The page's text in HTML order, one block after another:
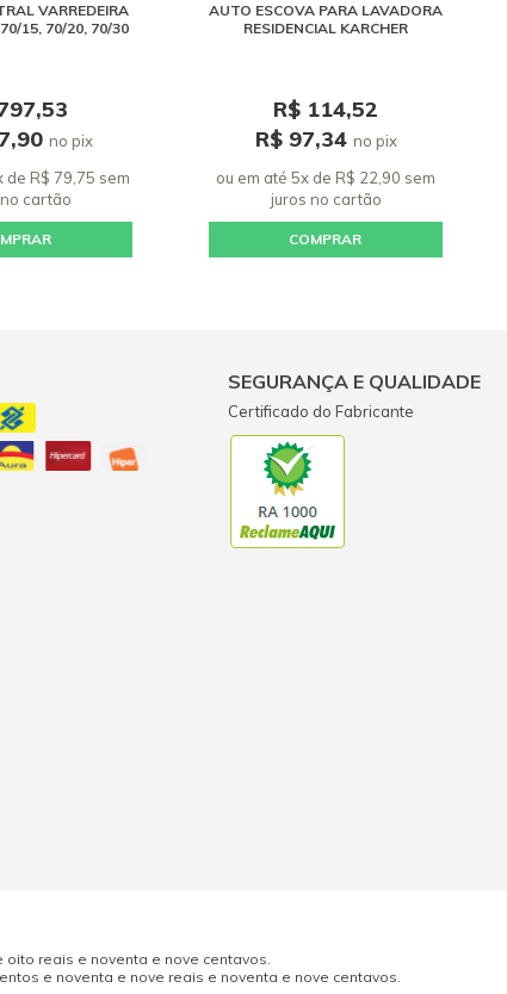
VARREDEIRA
15, 70/20, 70/30
no pix
de R$ 79,75 sem
no cartão
AUTO ESCOVA PARA LAVADORA
RESIDENCIAL KARCHER
R$ 114,52
R$ 97,34 no pix
ou em até 5x de R$ 22,90 sem
juros no cartão
COMPRAR
SEGURANÇA E QUALIDADE
Certificado do Fabricante
reais e noventa e nove centavos.
e noventa e nove reais e noventa e nove centavos.